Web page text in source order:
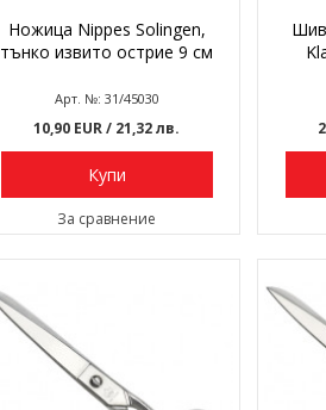
Ножица Nippes Solingen,
тънко извито острие 9 см
Арт. №: 31/45030
10,90 EUR/ 21,32 лв.
Купи
За сравнение